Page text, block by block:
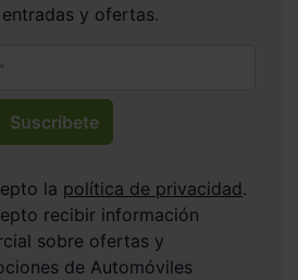
y ofertas.
Suscríbete
la política de privacidad.
recibir información
sobre ofertas y
de Automóviles